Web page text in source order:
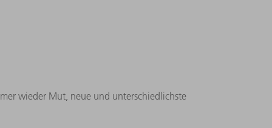
wieder Mut, neue und unterschiedlichste